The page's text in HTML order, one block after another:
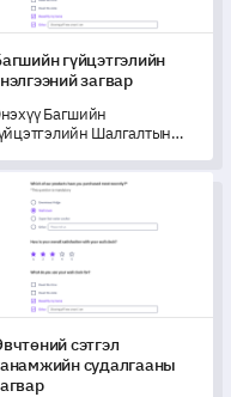
гүйцэтгэлийн
загвар
Багшийн
Шалгалтын
байдлыг үнэлж,
сайжруулах боломжийг
олгодог бөгөөд оюутны үр
дүнг сайжруулахад тусална.
загвар
сэтгэл
сэтгэл
судалгааны